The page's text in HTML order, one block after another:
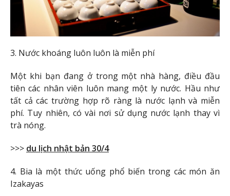
3. Nước khoáng luôn luôn là miễn phí
Một khi bạn đang ở trong một nhà hàng, điều đầu
tiên các nhân viên luôn mang một ly nước. Hầu như
tất cả các trường hợp rõ ràng là nước lạnh và miễn
phí. Tuy nhiên, có vài nơi sử dụng nước lạnh thay vì
trà nóng.
>>> du lịch nhật bản 30/4
4. Bia là một thức uống phổ biến trong các món ăn
Izakayas